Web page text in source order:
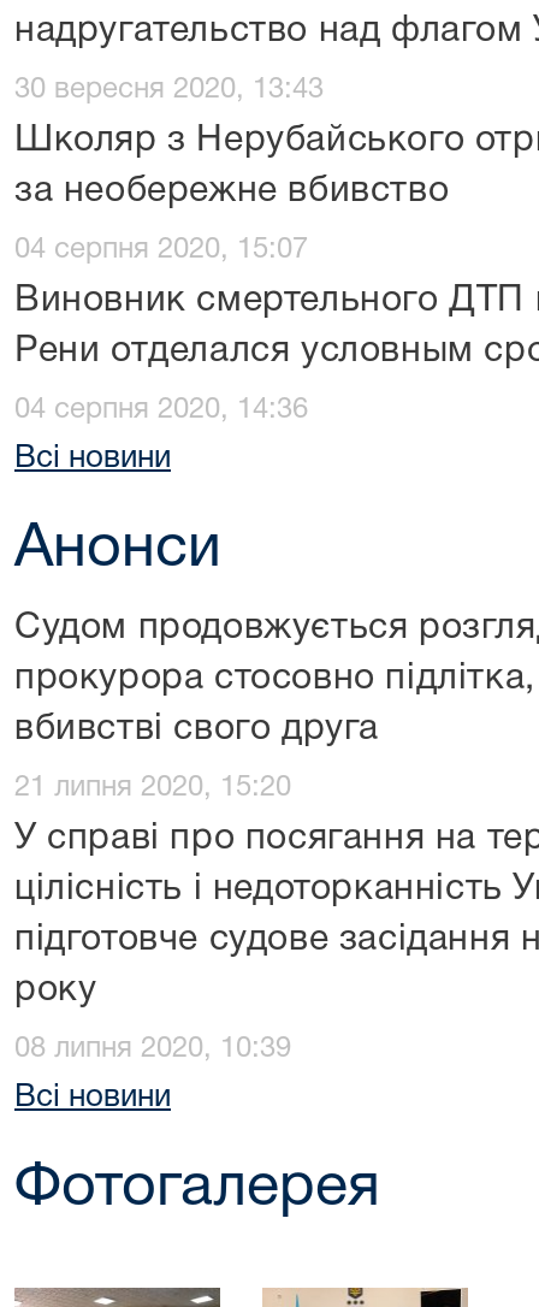
надругательство над
30 вересня 2020, 13:43
Школяр з Нерубайського
за необережне вбивство
04 серпня 2020, 15:07
Виновник смертельного ДТП
Рени отделался условным
04 серпня 2020, 14:36
Всі новини
Анонси
Судом продовжується
прокурора стосовно
вбивстві свого друга
21 липня 2020, 15:20
У справі про посягання на
цілісність і
підготовче судове
року
08 липня 2020, 10:39
Всі новини
Фотогалерея